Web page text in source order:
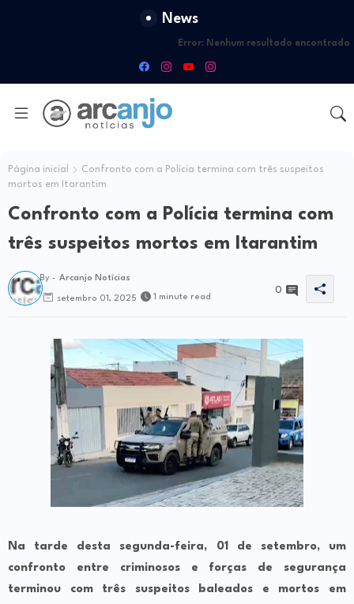
News
Error: Nenhum resultado encontrado
Página inicial
Confronto com a Polícia termina com três suspeitos
mortos em Itarantim
Confronto com a Polícia termina com
três suspeitos mortos em Itarantim
By - Arcanjo Notícias
setembro 01, 2025 1 minute read
0
Na tarde desta segunda-feira, 01 de setembro, um
confronto entre criminosos e forças de segurança
terminou com três suspeitos baleados e mortos em